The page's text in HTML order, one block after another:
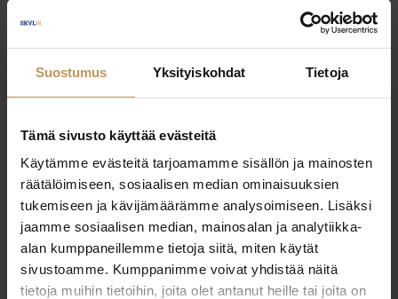
Suostumus Yksityiskohdat Tietoja
Tämä sivusto käyttää evästeitä
Käytämme evästeitä tarjoamamme sisällön ja mainosten
räätälöimiseen, sosiaalisen median ominaisuuksien
tukemiseen ja kävijämäärämme analysoimiseen. Lisäksi
jaamme sosiaalisen median, mainosalan ja analytiikka-
alan kumppaneillemme tietoja siitä, miten käytät
sivustoamme. Kumppanimme voivat yhdistää näitä
tietoja muihin tietoihin, joita olet antanut heille tai joita on